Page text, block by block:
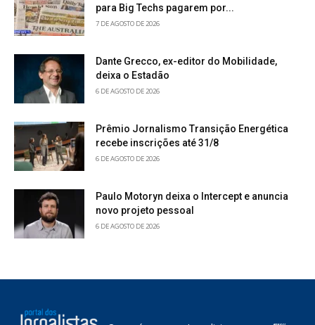
para Big Techs pagarem por...
7 DE AGOSTO DE 2026
Dante Grecco, ex-editor do Mobilidade,
deixa o Estadão
6 DE AGOSTO DE 2026
Prêmio Jornalismo Transição Energética
recebe inscrições até 31/8
6 DE AGOSTO DE 2026
Paulo Motoryn deixa o Intercept e anuncia
novo projeto pessoal
6 DE AGOSTO DE 2026